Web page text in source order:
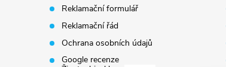
Reklamační formulář
Reklamační řád
Ochrana osobních údajů
Google recenze